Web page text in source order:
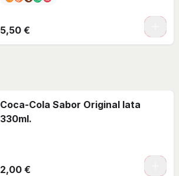
5,50 €
Coca-Cola Sabor Original lata
330ml.
2,00 €